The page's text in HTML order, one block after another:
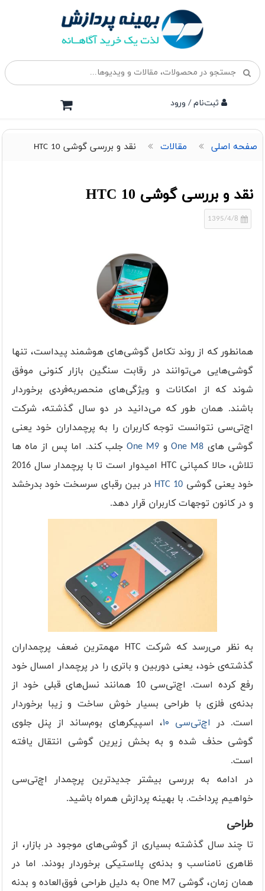
ثبت‌نام / ورود
صفحه اصلی مقالات نقد و بررسی گوشی HTC 10
نقد و بررسی گوشی HTC 10
همانطور که از روند تکامل گوشی‌های هوشمند پیداست، تنها
گوشی‌هایی می‌توانند در رقابت سنگین بازار کنونی موفق
شوند که از امکانات و ویژگی‌های منحصربه‌فردی برخوردار
باشند. همان طور که می‌دانید در دو سال گذشته، شرکت
اچ‌تی‌سی نتوانست توجه کاربران را به پرچمداران خود یعنی
گوشی های One M8و One M9جلب کند. اما پس از ماه ها
تلاش، حالا کمپانی HTC امیدوار است تا با پرچمدار سال 2016
خود یعنی گوشی HTC 10 در بین رقبای سرسخت خود بدرخشد
و در کانون توجهات کاربران قرار دهد.
به نظر می‌رسد که شرکت HTC مهمترین ضعف پرچمداران
گذشته‌ی خود، یعنی دوربین و باتری را در پرچمدار امسال خود
رفع کرده است. اچ‌تی‌سی 10 همانند نسل‌های قبلی خود از
بدنه‌ی فلزی با طراحی بسیار خوش ساخت و زیبا برخوردار
است. در اچ‌تی‌سی ۱۰
، اسپیکرهای بوم‌ساند از پنل جلوی
گوشی حذف شده و به بخش زیرین گوشی انتقال یافته
است.
در ادامه به بررسی بیشتر جدیدترین پرچمدار اچ‌تی‌سی
خواهیم پرداخت. با بهینه پردازش همراه باشید.
طراحی
تا چند سال گذشته بسیاری از گوشی‌های موجود در بازار، از
ظاهری نامناسب و بدنه‌ی پلاستیکی برخوردار بودند. اما در
همان زمان، گوشی One M7 به دلیل طراحی فوق‌العاده و بدنه